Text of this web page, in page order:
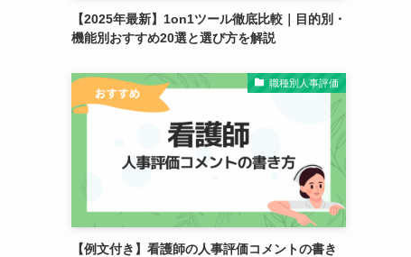
【2025年最新】1on1ツール徹底比較｜目的別・
機能別おすすめ20選と選び方を解説
職種別人事評価
【例文付き】看護師の人事評価コメントの書き